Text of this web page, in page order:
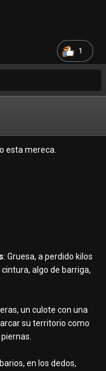
1
esta mereca.
: Gruesa, a perdido kilos
algo de barriga,
un culote con una
su territorio como
en los dedos,